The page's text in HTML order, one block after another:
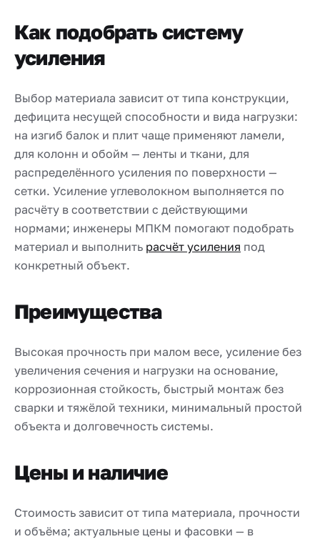
Как подобрать систему
усиления
Выбор материала зависит от типа конструкции,
дефицита несущей способности и вида нагрузки:
на изгиб балок и плит чаще применяют ламели,
для колонн и обойм — ленты и ткани, для
распределённого усиления по поверхности —
сетки. Усиление углеволокном выполняется по
расчёту в соответствии с действующими
нормами; инженеры МПКМ помогают подобрать
материал и выполнить расчёт усиления под
конкретный объект.
Преимущества
Высокая прочность при малом весе, усиление без
увеличения сечения и нагрузки на основание,
коррозионная стойкость, быстрый монтаж без
сварки и тяжёлой техники, минимальный простой
объекта и долговечность системы.
Цены и наличие
Стоимость зависит от типа материала, прочности
и объёма; актуальные цены и фасовки — в